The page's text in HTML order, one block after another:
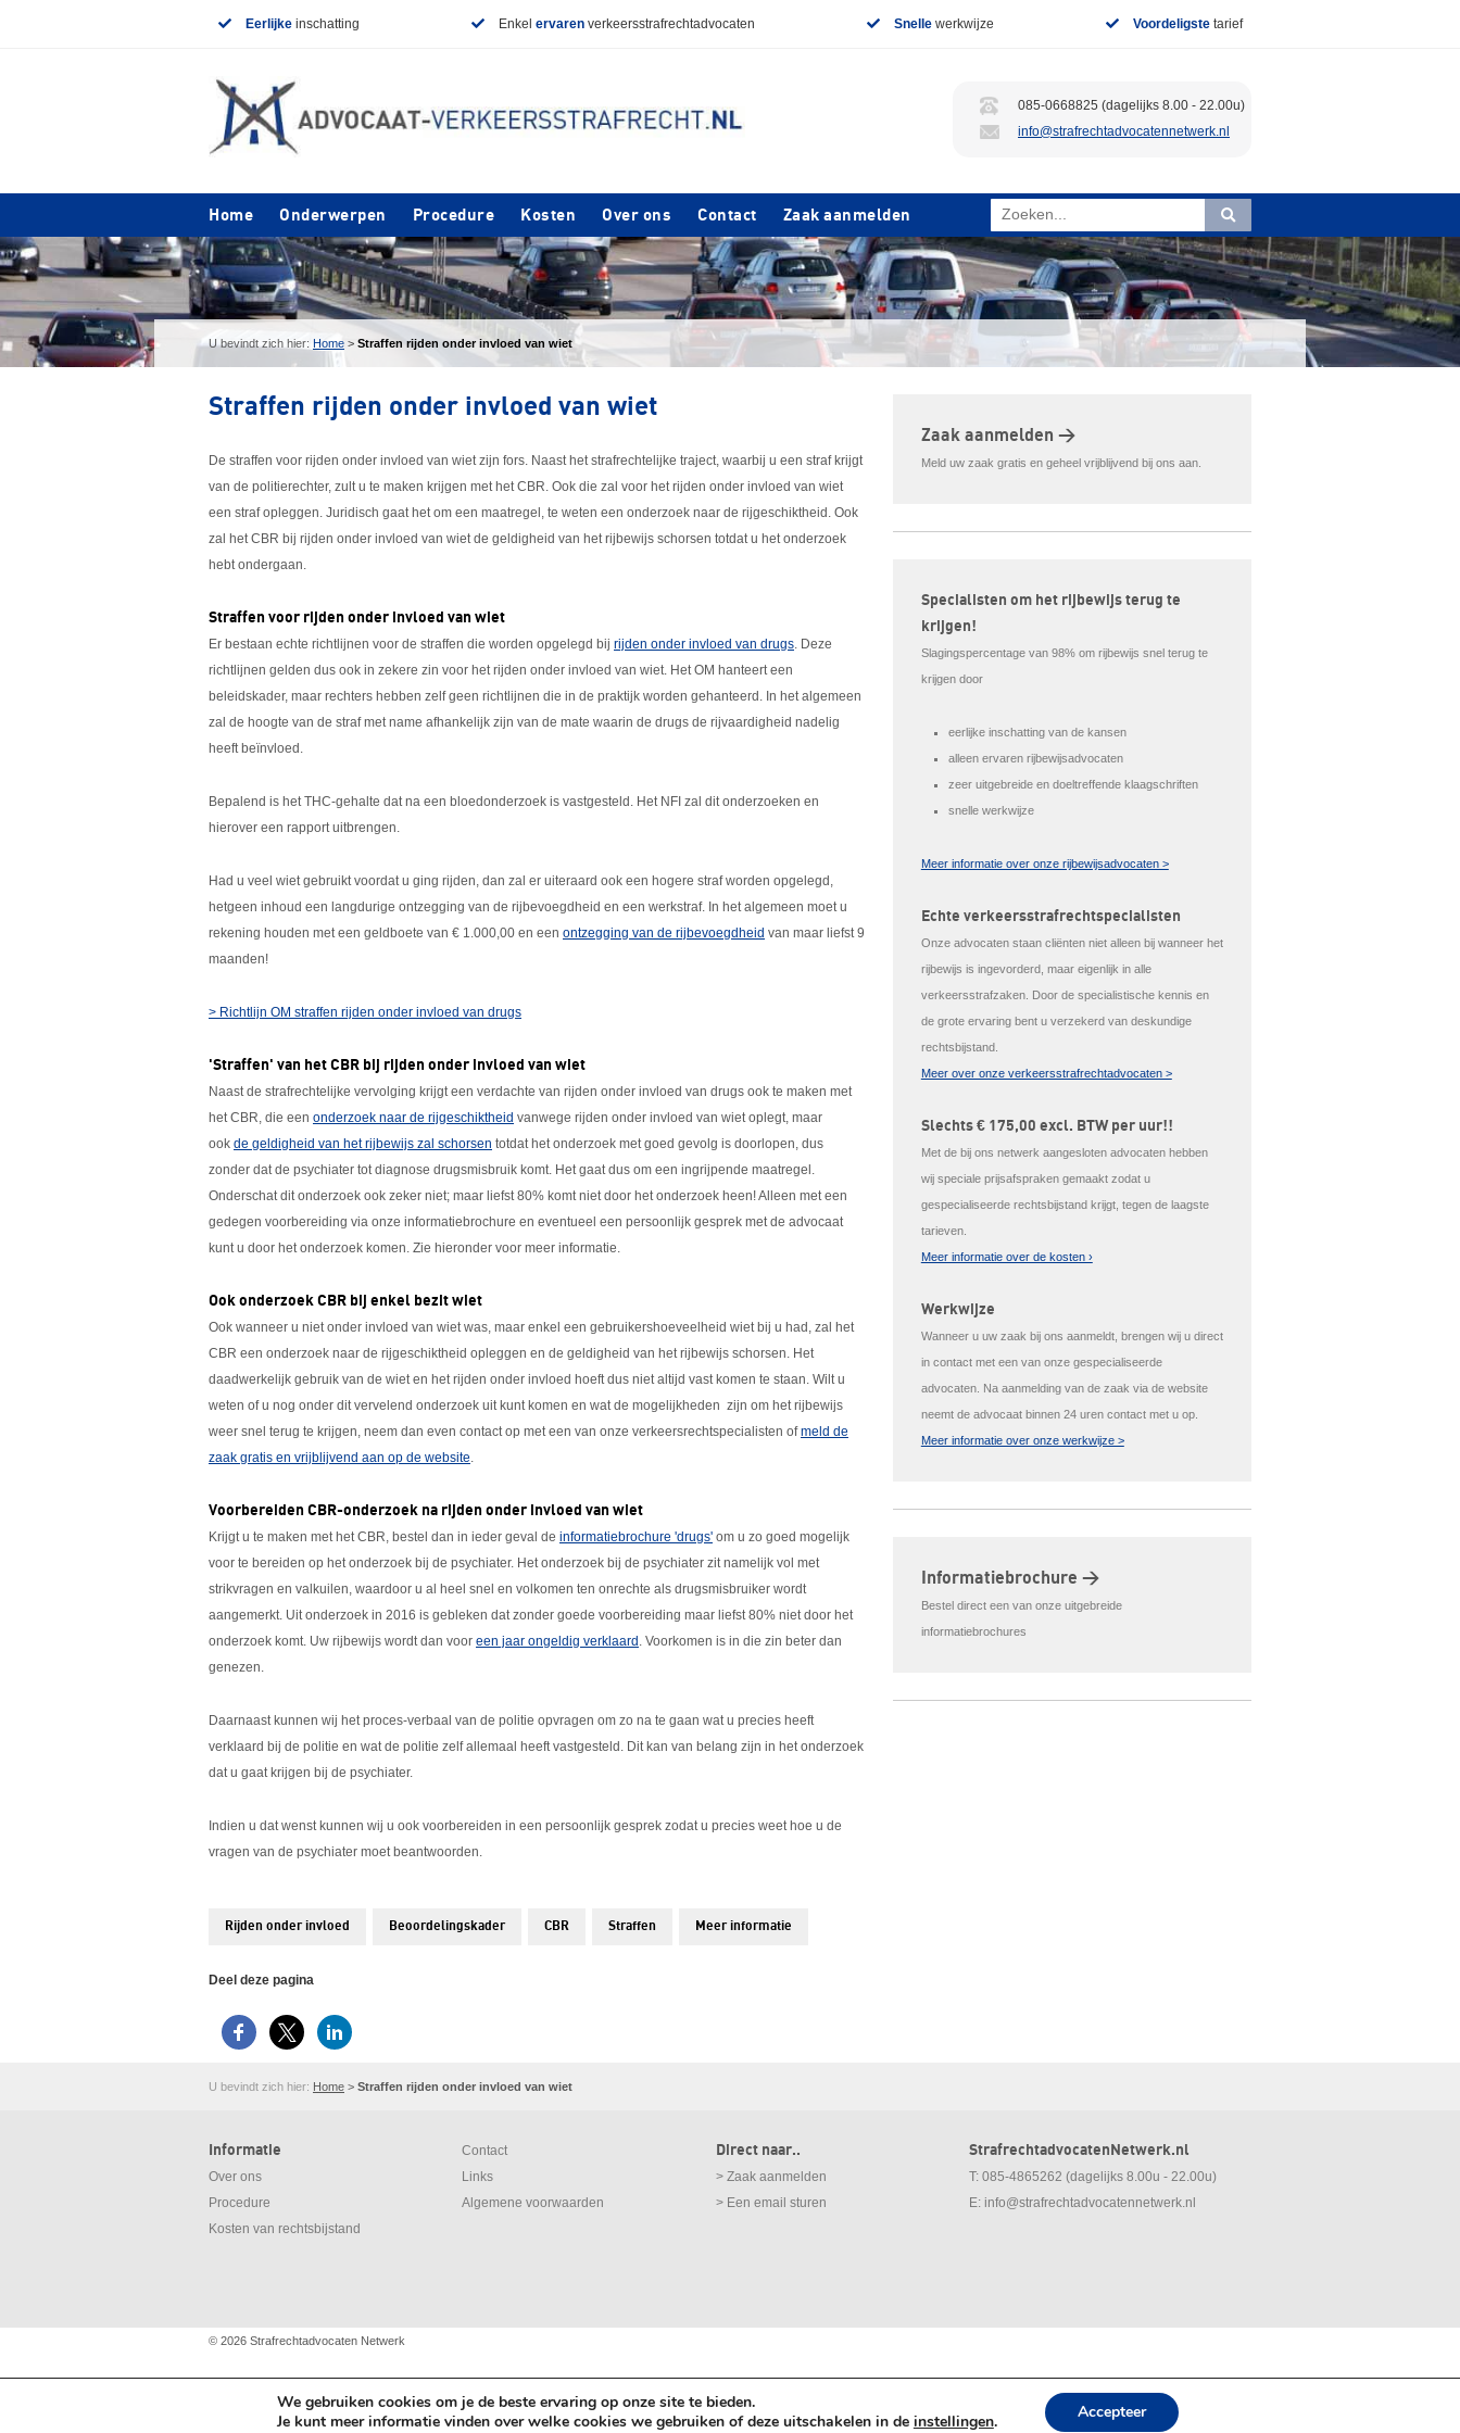
Eerlijkeinschatting Enkel ervarenverkeersstrafrechtadvocaten Snellewerkwijze Voordeligstetarief
085-0668825 (dagelijks 8.00 - 22.00u)
info@strafrechtadvocatennetwerk.nl
Home Onderwerpen Procedure Kosten Over ons Contact Zaak aanmelden
U bevindt zich hier: Home > Straffen rijden onder invloed van wiet
Straffen rijden onder invloed van wiet
De straffen voor rijden onder invloed van wiet zijn fors. Naast het strafrechtelijke traject, waarbij u een straf krijgt
van de politierechter, zult u te maken krijgen met het CBR. Ook die zal voor het rijden onder invloed van wiet
een straf opleggen. Juridisch gaat het om een maatregel, te weten een onderzoek naar de rijgeschiktheid. Ook
zal het CBR bij rijden onder invloed van wiet de geldigheid van het rijbewijs schorsen totdat u het onderzoek
hebt ondergaan.
Straffen voor rijden onder invloed van wiet
Er bestaan echte richtlijnen voor de straffen die worden opgelegd bij rijden onder invloed van drugs. Deze
richtlijnen gelden dus ook in zekere zin voor het rijden onder invloed van wiet. Het OM hanteert een
beleidskader, maar rechters hebben zelf geen richtlijnen die in de praktijk worden gehanteerd. In het algemeen
zal de hoogte van de straf met name afhankelijk zijn van de mate waarin de drugs de rijvaardigheid nadelig
heeft beïnvloed.
Bepalend is het THC-gehalte dat na een bloedonderzoek is vastgesteld. Het NFI zal dit onderzoeken en
hierover een rapport uitbrengen.
Had u veel wiet gebruikt voordat u ging rijden, dan zal er uiteraard ook een hogere straf worden opgelegd,
hetgeen inhoud een langdurige ontzegging van de rijbevoegdheid en een werkstraf. In het algemeen moet u
rekening houden met een geldboete van € 1.000,00 en een ontzegging van de rijbevoegdheid van maar liefst 9
maanden!
> Richtlijn OM straffen rijden onder invloed van drugs
'Straffen' van het CBR bij rijden onder invloed van wiet
Naast de strafrechtelijke vervolging krijgt een verdachte van rijden onder invloed van drugs ook te maken met
het CBR, die een onderzoek naar de rijgeschiktheid vanwege rijden onder invloed van wiet oplegt, maar
ook de geldigheid van het rijbewijs zal schorsen totdat het onderzoek met goed gevolg is doorlopen, dus
zonder dat de psychiater tot diagnose drugsmisbruik komt. Het gaat dus om een ingrijpende maatregel.
Onderschat dit onderzoek ook zeker niet; maar liefst 80% komt niet door het onderzoek heen! Alleen met een
gedegen voorbereiding via onze informatiebrochure en eventueel een persoonlijk gesprek met de advocaat
kunt u door het onderzoek komen. Zie hieronder voor meer informatie.
Ook onderzoek CBR bij enkel bezit wiet
Ook wanneer u niet onder invloed van wiet was, maar enkel een gebruikershoeveelheid wiet bij u had, zal het
CBR een onderzoek naar de rijgeschiktheid opleggen en de geldigheid van het rijbewijs schorsen. Het
daadwerkelijk gebruik van de wiet en het rijden onder invloed hoeft dus niet altijd vast komen te staan. Wilt u
weten of u nog onder dit vervelend onderzoek uit kunt komen en wat de mogelijkheden zijn om het rijbewijs
weer snel terug te krijgen, neem dan even contact op met een van onze verkeersrechtspecialisten ofmeld de
zaak gratis en vrijblijvend aan op de website.
Voorbereiden CBR-onderzoek na rijden onder invloed van wiet
Krijgt u te maken met het CBR, bestel dan in ieder geval de informatiebrochure 'drugs' om u zo goed mogelijk
voor te bereiden op het onderzoek bij de psychiater. Het onderzoek bij de psychiater zit namelijk vol met
strikvragen en valkuilen, waardoor u al heel snel en volkomen ten onrechte als drugsmisbruiker wordt
aangemerkt. Uit onderzoek in 2016 is gebleken dat zonder goede voorbereiding maar liefst 80% niet door het
onderzoek komt. Uw rijbewijs wordt dan voor een jaar ongeldig verklaard . Voorkomen is in die zin beter dan
genezen.
Daarnaast kunnen wij het proces-verbaal van de politie opvragen om zo na te gaan wat u precies heeft
verklaard bij de politie en wat de politie zelf allemaal heeft vastgesteld. Dit kan van belang zijn in het onderzoek
dat u gaat krijgen bij de psychiater.
Indien u dat wenst kunnen wij u ook voorbereiden in een persoonlijk gesprek zodat u precies weet hoe u de
vragen van de psychiater moet beantwoorden.
Rijden onder invloed Beoordelingskader CBR Straffen Meer informatie
Deel deze pagina
Zaak aanmelden >
Meld uw zaak gratis en geheel vrijblijvend bij ons aan.
Specialisten om het rijbewijs terug te
krijgen!
Slagingspercentage van 98% om rijbewijs snel terug te
krijgen door
eerlijke inschatting van de kansen
alleen ervaren rijbewijsadvocaten
zeer uitgebreide en doeltreffende klaagschriften
snelle werkwijze
Meer informatie over onze rijbewijsadvocaten >
Echte verkeersstrafrechtspecialisten
Onze advocaten staan cliënten niet alleen bij wanneer het
rijbewijs is ingevorderd, maar eigenlijk in alle
verkeersstrafzaken. Door de specialistische kennis en
de grote ervaring bent u verzekerd van deskundige
rechtsbijstand.
Meer over onze verkeersstrafrechtadvocaten >
Slechts € 175,00 excl. BTW per uur!!
Met de bij ons netwerk aangesloten advocaten hebben
wij speciale prijsafspraken gemaakt zodat u
gespecialiseerde rechtsbijstand krijgt, tegen de laagste
tarieven.
Meer informatie over de kosten ›
Werkwijze
Wanneer u uw zaak bij ons aanmeldt, brengen wij u direct
in contact met een van onze gespecialiseerde
advocaten. Na aanmelding van de zaak via de website
neemt de advocaat binnen 24 uren contact met u op.
Meer informatie over onze werkwijze >
Informatiebrochure >
Bestel direct een van onze uitgebreide
informatiebrochures
U bevindt zich hier: Home > Straffen rijden onder invloed van wiet
Informatie
Over ons
Procedure
Kosten van rechtsbijstand
Contact
Links
Algemene voorwaarden
Direct naar..
> Zaak aanmelden
> Een email sturen
StrafrechtadvocatenNetwerk.nl
T: 085-4865262 (dagelijks 8.00u - 22.00u)
E: info@strafrechtadvocatennetwerk.nl
© 2026 Strafrechtadvocaten Netwerk
Direct contact met een advocaat?
Meld gratis en vrijblijvend uw zaak aan.
Zaak aanmelden
We gebruiken cookies om je de beste ervaring op onze site te bieden.
Je kunt meer informatie vinden over welke cookies we gebruiken of deze uitschakelen in de instellingen. Accepteer